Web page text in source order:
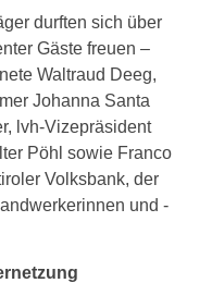
durften sich über
Gäste freuen –
Waltraud Deeg,
Johanna Santa
lvh-Vizepräsident
Pöhl sowie Franco
Volksbank, der
und -